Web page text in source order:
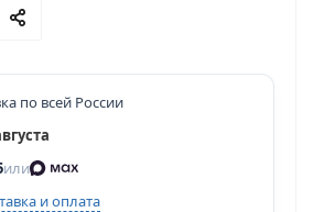
по всей России
или
и оплата